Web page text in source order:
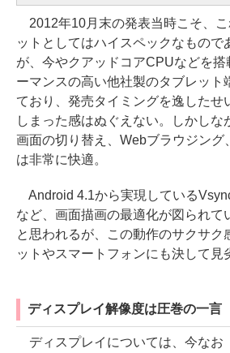
2012年10月末の発表当時こそ、こ
ットとしてはハイスペックなもので
が、今やクアッドコアCPUなどを搭
ーマンスの高い他社製のタブレット
ており、発売タイミングを逸したせ
しまった感はぬぐえない。しかしな
画面の切り替え、Webブラウジング
は非常に快適。
Android 4.1から実現している
など、画面描画の最適化が図られて
と思われるが、この動作のサクサク
ットやスマートフォンにも決して見
ディスプレイ解像度は圧巻の一言
ディスプレイについては、今なお